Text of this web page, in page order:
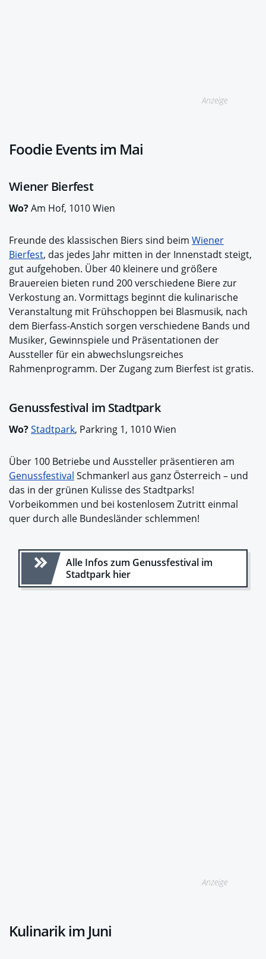
Anzeige
Foodie Events im Mai
Wiener Bierfest
Wo?Am Hof, 1010 Wien
Freunde des klassischen Biers sind beim Wiener
Bierfest, das jedes Jahr mitten in der Innenstadt steigt,
gut aufgehoben. Über 40 kleinere und größere
Brauereien bieten rund 200 verschiedene Biere zur
Verkostung an. Vormittags beginnt die kulinarische
Veranstaltung mit Frühschoppen bei Blasmusik, nach
dem Bierfass-Anstich sorgen verschiedene Bands und
Musiker, Gewinnspiele und Präsentationen der
Aussteller für ein abwechslungsreiches
Rahmenprogramm. Der Zugang zum Bierfest ist gratis.
Genussfestival im Stadtpark
Wo?Stadtpark, Parkring 1, 1010 Wien
Über 100 Betriebe und Aussteller präsentieren am
Genussfestival Schmankerl aus ganz Österreich – und
das in der grünen Kulisse des Stadtparks!
Vorbeikommen und bei kostenlosem Zutritt einmal
quer durch alle Bundesländer schlemmen!
Alle Infos zum Genussfestival im
Stadtpark hier
Anzeige
Kulinarik im Juni